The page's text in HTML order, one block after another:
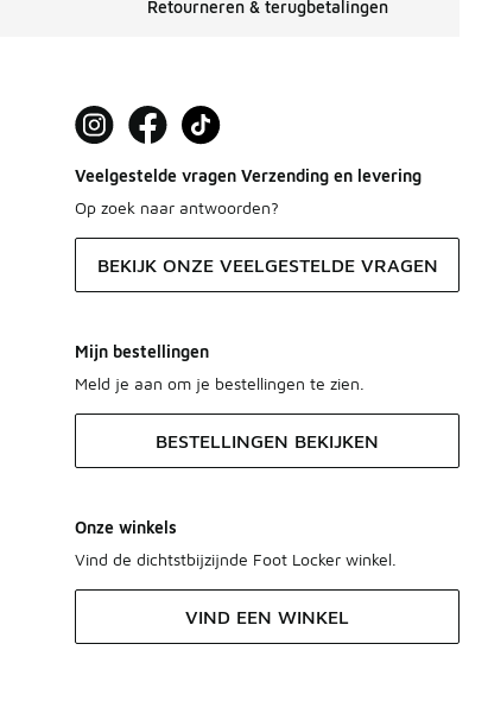
Retourneren & terugbetalingen
Veelgestelde vragen Verzending en levering
Op zoek naar antwoorden?
BEKIJK ONZE VEELGESTELDE VRAGEN
Mijn bestellingen
Meld je aan om je bestellingen te zien.
BESTELLINGEN BEKIJKEN
Onze winkels
Vind de dichtstbijzijnde Foot Locker winkel.
VIND EEN WINKEL